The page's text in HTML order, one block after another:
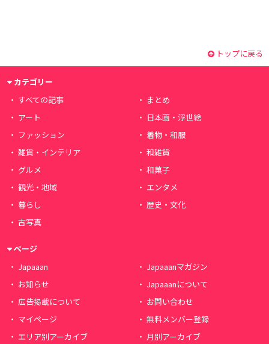
トップに戻る
カテゴリー
すべての記事
まとめ
アート
日本画・浮世絵
ファッション
着物・和服
雑貨・インテリア
和雑貨
グルメ
和菓子
観光・地域
エンタメ
暮らし
歴史・文化
古写真
ページ
Japaaan
Japaaanマガジン
お知らせ
Japaaanについて
広告掲載について
お問い合わせ
マイページ
無料メンバー登録
エリア別アーカイブ
月別アーカイブ